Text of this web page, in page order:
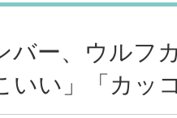
バー、ウルフ
いい」「カッ